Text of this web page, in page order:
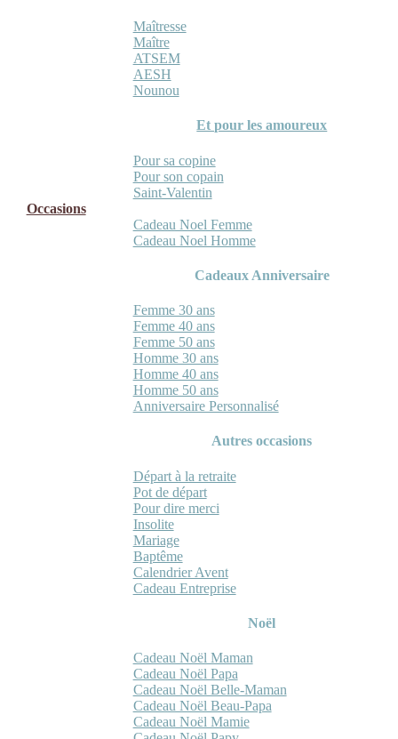
Maîtresse
Maître
ATSEM
AESH
Nounou
Et pour les amoureux
Pour sa copine
Pour son copain
Saint-Valentin
Occasions
Cadeau Noel Femme
Cadeau Noel Homme
Cadeaux Anniversaire
Femme 30 ans
Femme 40 ans
Femme 50 ans
Homme 30 ans
Homme 40 ans
Homme 50 ans
Anniversaire Personnalisé
Autres occasions
Départ à la retraite
Pot de départ
Pour dire merci
Insolite
Mariage
Baptême
Calendrier Avent
Cadeau Entreprise
Noël
Cadeau Noël Maman
Cadeau Noël Papa
Cadeau Noël Belle-Maman
Cadeau Noël Beau-Papa
Cadeau Noël Mamie